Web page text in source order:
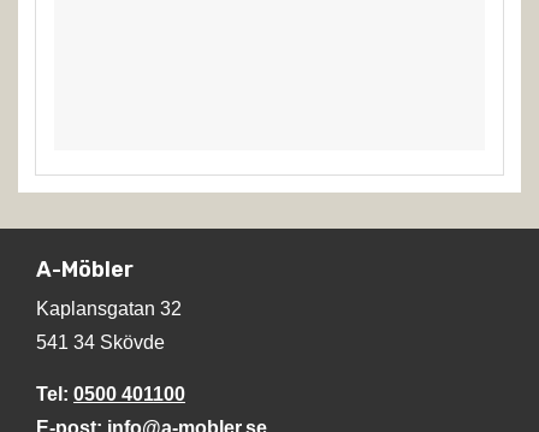
A-Möbler
Kaplansgatan 32
541 34 Skövde
Tel: 0500 401100
E-post: info@a-mobler.se